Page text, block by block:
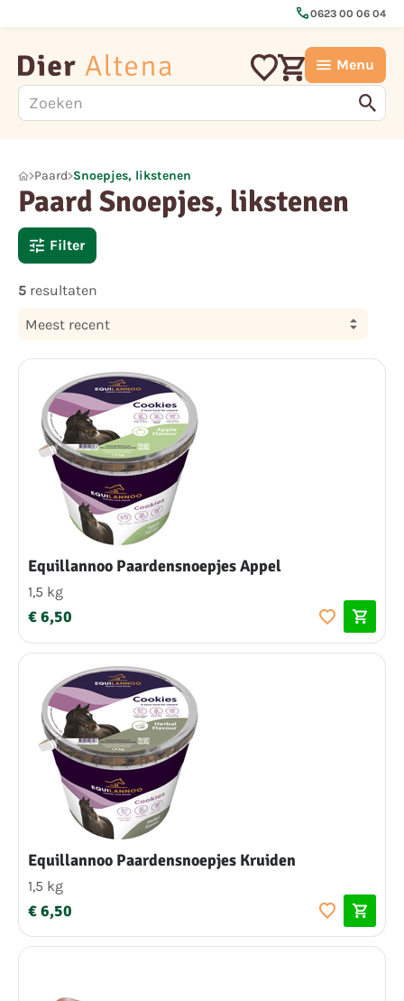
call0623 00 06 04
Menu
Paard Snoepjes, likstenen
Paard Snoepjes, likstenen
Filter
5 resultaten
Meest recent
Equillannoo Paardensnoepjes Appel
1,5 kg
€ 6,50
Equillannoo Paardensnoepjes Kruiden
1,5 kg
€ 6,50